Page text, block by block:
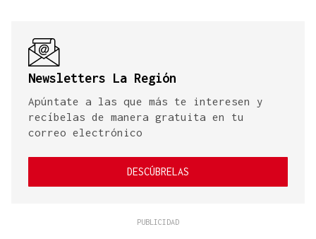
Newsletters La Región
Apúntate a las que más te interesen y
recíbelas de manera gratuita en tu
correo electrónico
DESCÚBRELAS